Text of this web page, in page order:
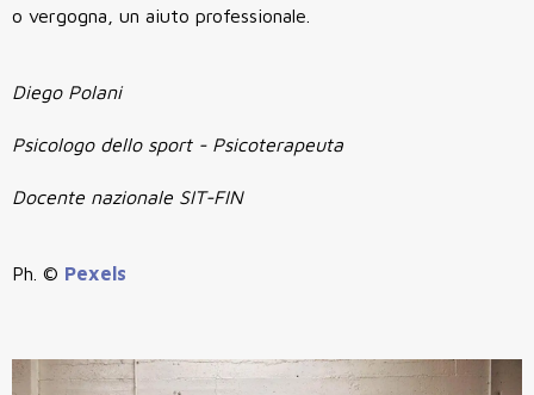
o vergogna, un aiuto professionale.
Diego Polani
Psicologo dello sport - Psicoterapeuta
Docente nazionale SIT-FIN
Ph. © Pexels